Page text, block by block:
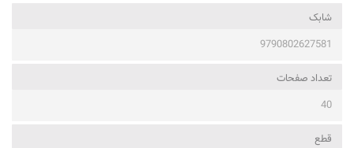
شابک
9790802627581
تعداد صفحات
40
قطع